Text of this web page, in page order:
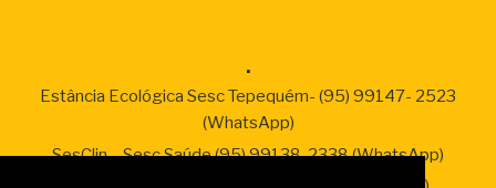
.
Estância Ecológica Sesc Tepequém- (95) 99147- 2523
(WhatsApp)
SesClin – Sesc Saúde (95) 99138-2338 (WhatsApp)